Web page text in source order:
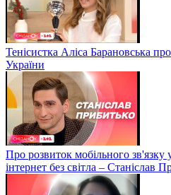
Тенісистка Аліса Барановська
України
Про розвиток мобільного зв'язку
інтернет без світла – Станіслав